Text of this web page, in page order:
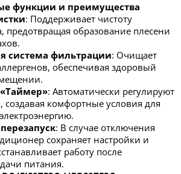
функции и преимущества
: Поддерживает чистоту
предотвращая образование плесени
система фильтрации: Очищает
обеспечивая здоровый
: Автоматически регулируют
создавая комфортные условия для
: В случае отключения
сохраняет настройки и
работу после
питания.